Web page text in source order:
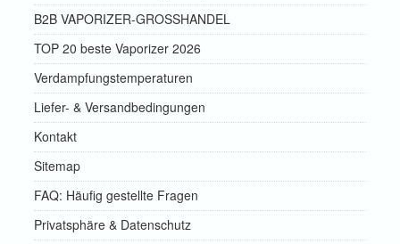
B2B VAPORIZER-GROSSHANDEL
TOP 20 beste Vaporizer 2026
Verdampfungstemperaturen
Liefer- & Versandbedingungen
Kontakt
Sitemap
FAQ: Häufig gestellte Fragen
Privatsphäre & Datenschutz